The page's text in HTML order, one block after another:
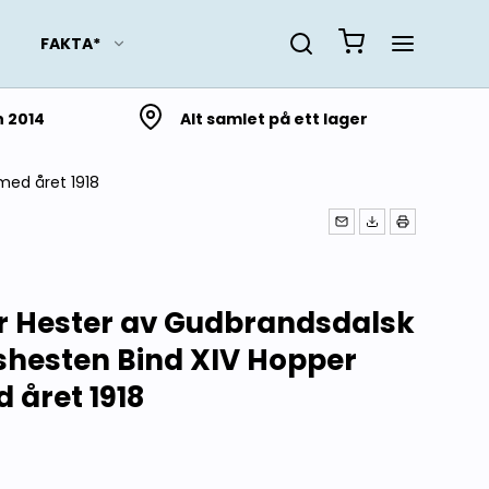
Nordland
Lokalhistorie fra
Trøndelag
FAKTA*
Alt samlet på ett lager
året 1918
Hester av Gudbrandsdalsk
Bind XIV Hopper
1918